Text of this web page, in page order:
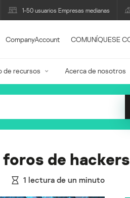
1-50 usuarios Empresas medianas
CompanyAccount COMUNÍQUESE
de recursos Acerca de nosotros
de hackers
1 lectura de un minuto